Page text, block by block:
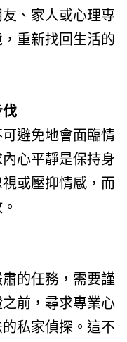
、家人或心理專
重新找回生活的
伐
避免地會面臨情
心平靜是保持身
或壓抑情感，而
的任務，需要謹
前，尋求專業心
私家偵探。這不